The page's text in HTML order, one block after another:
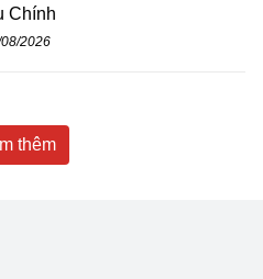
Chính
2026
thêm